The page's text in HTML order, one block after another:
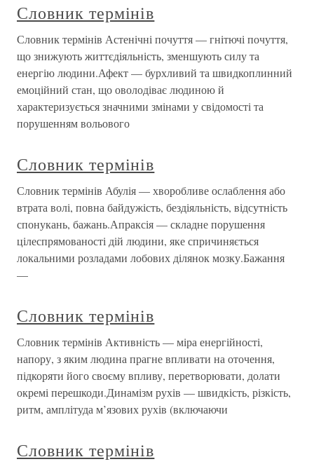
Словник термінів
Словник термінів Астенічні почуття — гнітючі почуття,
що знижують життєдіяльність, зменшують силу та
енергію людини.Афект — бурхливий та швидкоплинний
емоційний стан, що оволодіває людиною й
характеризується значними змінами у свідомості та
порушенням вольового
Словник термінів
Словник термінів Абулія — хворобливе ослаблення або
втрата волі, повна байдужість, бездіяльність, відсутність
спонукань, бажань.Апраксія — складне порушення
цілеспрямованості дій людини, яке спричиняється
локальними розладами лобових ділянок мозку.Бажання
—
Словник термінів
Словник термінів Активність — міра енергійності,
напору, з яким людина прагне впливати на оточення,
підкоряти його своєму впливу, перетворювати, долати
окремі перешкоди.Динамізм рухів — швидкість, різкість,
ритм, амплітуда м’язових рухів (включаючи
Словник термінів